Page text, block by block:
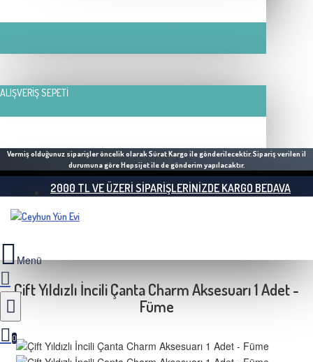
ALIŞVERIŞ SEPETI
Vermiş olduğunuz siparişler öncelik olarak Sürat Kargo ile gönderilecektir. Sipariş verilen il
durumuna göre Hepsijet ile de gönderim yapılacaktır.
2000 TL VE ÜZERI SIPARIŞLERINIZDE KARGO BEDAVA
0
Çift Yıldızlı İncili Çanta Charm Aksesuarı 1 Adet -
Füme